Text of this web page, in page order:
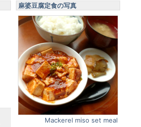
麻婆豆腐定食の写真
Mackerel miso set meal